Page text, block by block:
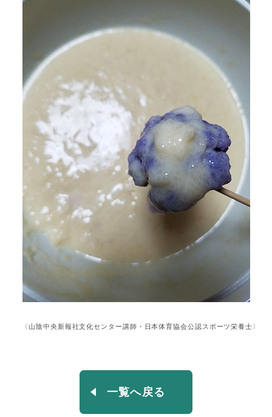
〈山陰中央新報社文化センター講師・日本体育協会公認スポーツ栄養士〉
一覧へ戻る